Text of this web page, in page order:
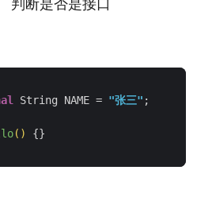
String NAME = "张三"
()